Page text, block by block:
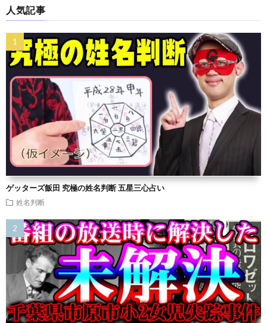
人気記事
ゲッターズ飯田 究極の姓名判断 五星三心占い
姓名判断